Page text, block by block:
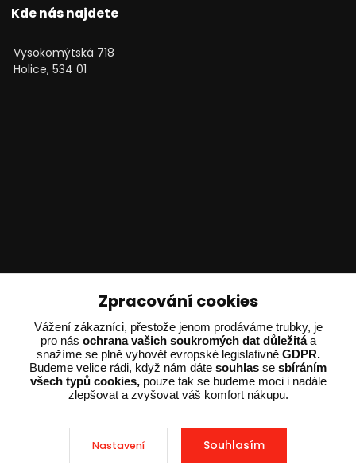
Kde nás najdete
Vysokomýtská 718
Holice, 534 01
Ing. Adam Dvořák
+420 602 234 254
(Po-Pá 8:00 - 15:00)
potrebujiporadit@dvorak-karlik.cz
Zpracování cookies
Vážení zákazníci, přestože jenom prodáváme trubky, je
pro nás ochrana vašich soukromých dat důležitáa
snažíme se plně vyhovět evropské legislativně GDPR.
Budeme velice rádi, když nám dáte souhlas se sbíráním
všech typů cookies,pouze tak se budeme moci i nadále
zlepšovat a zvyšovat váš komfort nákupu.
Nastavení Souhlasím